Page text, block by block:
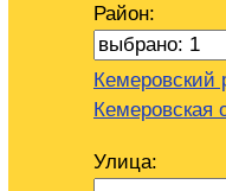
Район:
Кемеровский
Кемеровская
Улица: